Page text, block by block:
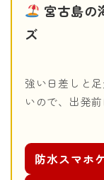
宮古島の
ズ
強い日差しと
いので、出発
防水スマホ